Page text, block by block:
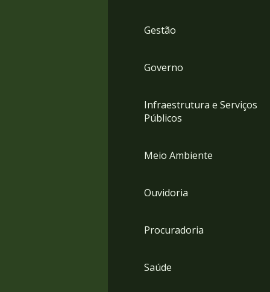
Gestão
Governo
Infraestrutura e Serviços
Públicos
Meio Ambiente
Ouvidoria
Procuradoria
Saúde